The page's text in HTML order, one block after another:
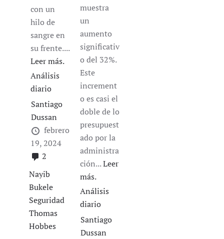
con un
hilo de
sangre en
su frente....
Leer más.
Análisis
diario
Santiago
Dussan
febrero
19, 2024
2
Nayib
Bukele
Seguridad
Thomas
Hobbes
muestra
un
aumento
significativ
o del 32%.
Este
increment
o es casi el
doble de lo
presupuest
ado por la
administra
ción...Leer
más.
Análisis
diario
Santiago
Dussan